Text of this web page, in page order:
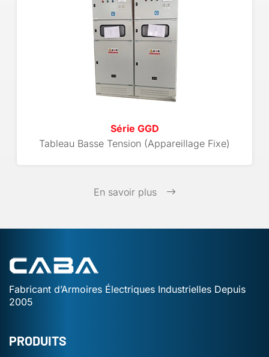
Série GGD
Tableau Basse Tension (Appareillage Fixe)
En savoir plus
Fabricant d’Armoires Électriques Industrielles Depuis
2005
PRODUITS